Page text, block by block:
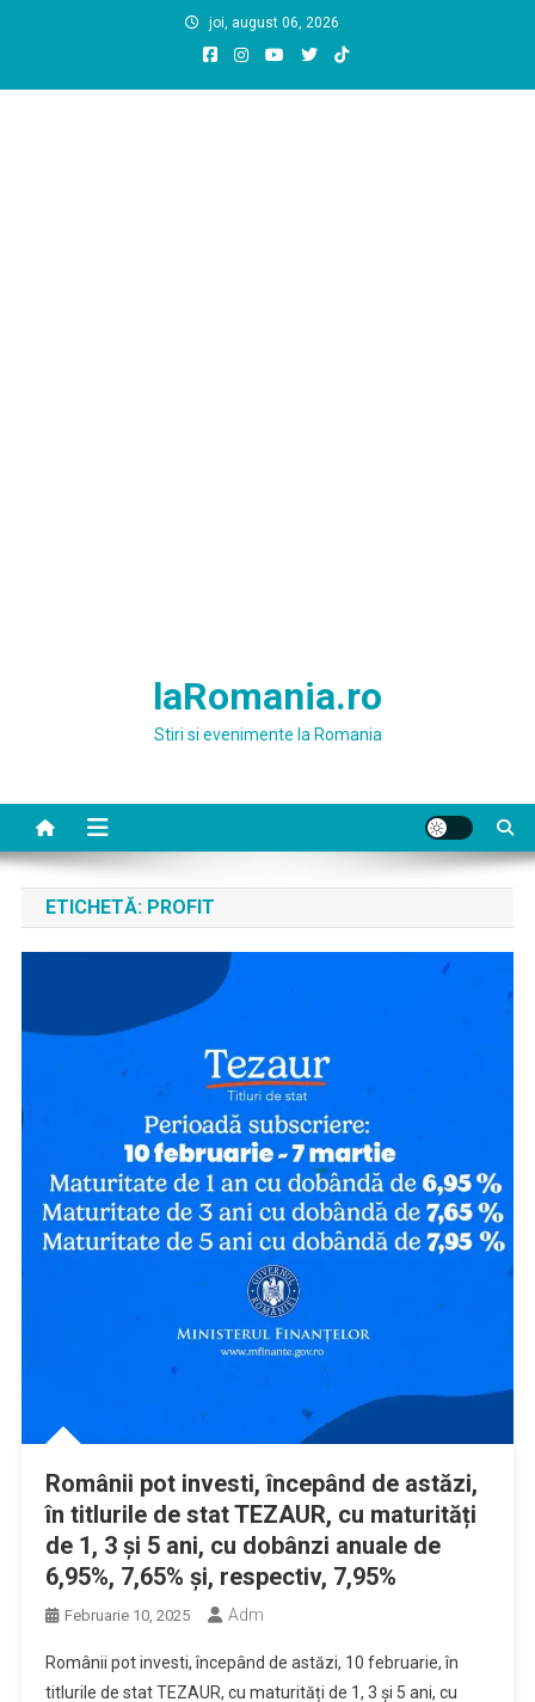
joi, august 06, 2026
laRomania.ro
Stiri si evenimente la Romania
ETICHETĂ: PROFIT
Românii pot investi, începând de astăzi,
în titlurile de stat TEZAUR, cu maturități
de 1, 3 și 5 ani, cu dobânzi anuale de
6,95%, 7,65% și, respectiv, 7,95%
Februarie 10, 2025 Adm
Românii pot investi, începând de astăzi, 10 februarie, în
titlurile de stat TEZAUR, cu maturități de 1, 3 și 5 ani, cu